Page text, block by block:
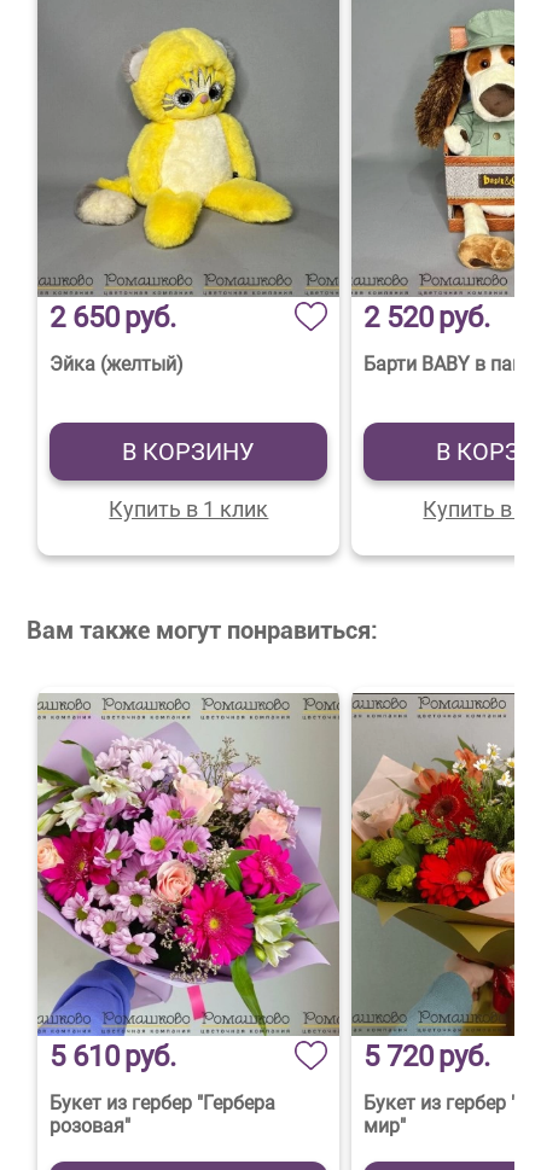
2 650руб.
Эйка (желтый)
В КОРЗИНУ
Купить в 1 клик
2 520руб.
Барти BABY в
В
Купить в 1
Вам также могут понравиться:
5 610руб.
Букет из гербер "Гербера
розовая"
5 720руб.
Букет из гербер
мир"